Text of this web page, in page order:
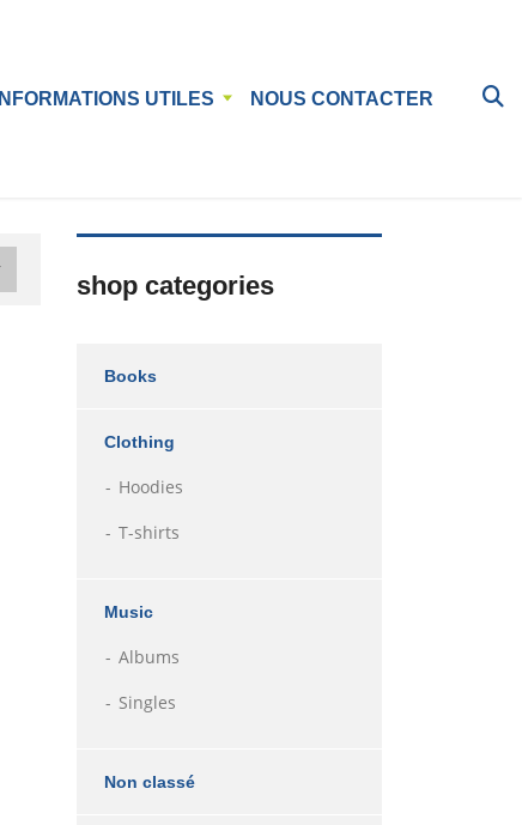
INFORMATIONS UTILES NOUS CONTACTER
shop categories
Books
Clothing
Hoodies
T-shirts
Music
Albums
Singles
Non classé